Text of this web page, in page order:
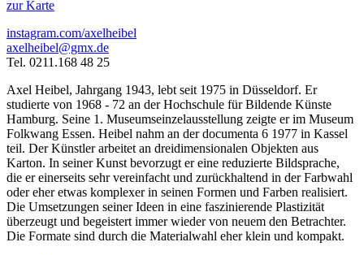
zur Karte
instagram.com/axelheibel
axelheibel@gmx.de
Tel. 0211.168 48 25
Axel Heibel, Jahrgang 1943, lebt seit 1975 in Düsseldorf. Er
studierte von 1968 - 72 an der Hochschule für Bildende Künste
Hamburg. Seine 1. Museumseinzelausstellung zeigte er im Museum
Folkwang Essen. Heibel nahm an der documenta 6 1977 in Kassel
teil. Der Künstler arbeitet an dreidimensionalen Objekten aus
Karton. In seiner Kunst bevorzugt er eine reduzierte Bildsprache,
die er einerseits sehr vereinfacht und zurückhaltend in der Farbwahl
oder eher etwas komplexer in seinen Formen und Farben realisiert.
Die Umsetzungen seiner Ideen in eine faszinierende Plastizität
überzeugt und begeistert immer wieder von neuem den Betrachter.
Die Formate sind durch die Materialwahl eher klein und kompakt.